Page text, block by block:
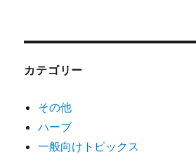
カテゴリー
その他
ハーブ
一般向けトピックス